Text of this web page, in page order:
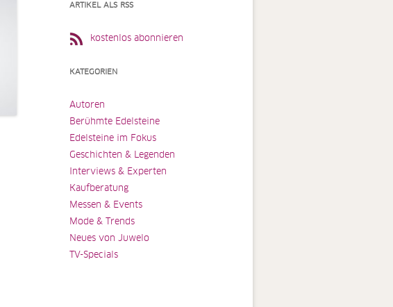
ARTIKEL ALS RSS
kostenlos abonnieren
KATEGORIEN
Autoren
Berühmte Edelsteine
Edelsteine im Fokus
Geschichten & Legenden
Interviews & Experten
Kaufberatung
Messen & Events
Mode & Trends
Neues von Juwelo
TV-Specials